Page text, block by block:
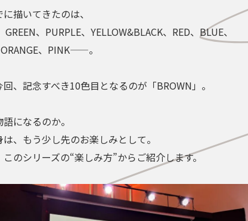
描いてきたのは、
、PURPLE、YELLOW&BLACK、RED、BLUE、
、PINK——。
回、記念すべき10色目となるのが「BROWN」。
になるのか。
は、もう少し先のお楽しみとして。
このシリーズの“楽しみ方”からご紹介します。